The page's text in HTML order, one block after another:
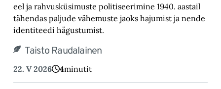
eel ja rahvusküsimuste politiseerimine 1940. aastail
tähendas paljude vähemuste jaoks hajumist ja nende
identiteedi hägustumist.
Taisto Raudalainen
22. V 2026 4minutit